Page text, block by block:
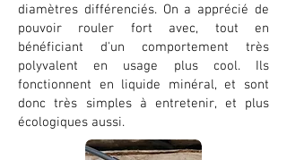
diamètres différenciés. On a apprécié de
pouvoir rouler fort avec, tout en
bénéficiant d'un comportement très
polyvalent en usage plus cool. Ils
fonctionnent en liquide minéral, et sont
donc très simples à entretenir, et plus
écologiques aussi.